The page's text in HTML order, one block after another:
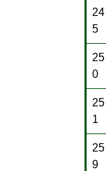
24
5
25
0
25
1
25
9